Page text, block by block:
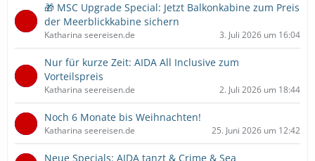
🎁 MSC Upgrade Special: Jetzt Balkonkabine zum Preis
der Meerblickkabine sichern
Katharina seereisen.de 3. Juli 2026 um 16:04
Nur für kurze Zeit: AIDA All Inclusive zum
Vorteilspreis
Katharina seereisen.de 2. Juli 2026 um 18:44
Noch 6 Monate bis Weihnachten!
Katharina seereisen.de 25. Juni 2026 um 12:42
Neue Specials: AIDA tanzt & Crime & Sea